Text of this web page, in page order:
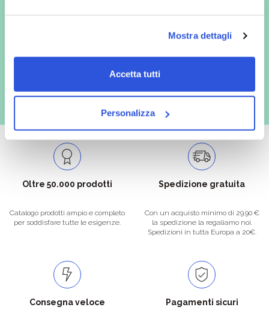
Mostra dettagli
Accetta tutti
Personalizza
commerciali da parte di Verafarma, tra cui invio di comunicazioni
marketing (con modalità telematiche - quali ad es. newsletter ed e-mail
es. posta cartacea)
Oltre 50.000 prodotti
Catalogo prodotti ampio e completo
per soddisfare tutte le esigenze.
Spedizione gratuita
Con un acquisto minimo di 29.90 €
la spedizione la regaliamo noi.
Spedizioni in tutta Europa a 20€.
Consegna veloce Pagamenti sicuri